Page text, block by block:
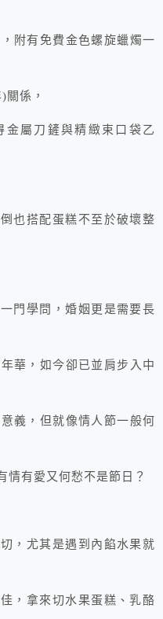
附有免費金色螺旋蠟燭一
係，
金屬刀鏟與精緻束口袋乙
也搭配蛋糕不至於破壞整
門學問，婚姻更是需要長
華，如今卻已並肩步入中
義，但就像情人節一般何
情有愛又何愁不是節日？
，尤其是遇到內餡水果就
，拿來切水果蛋糕、乳酪